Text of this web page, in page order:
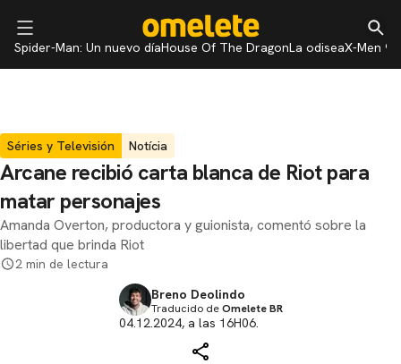
Spider-Man: Un nuevo díaHouse Of The DragonLa odiseaX-Men 97
Séries y Televisión Notícia
Arcane recibió carta blanca de Riot para
matar personajes
Amanda Overton, productora y guionista, comentó sobre la
libertad que brinda Riot
2 min de lectura
Breno Deolindo
Traducido deOmelete BR
04.12.2024, a las 16H06.